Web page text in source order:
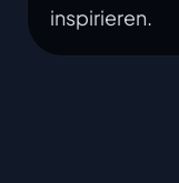
inspirieren.